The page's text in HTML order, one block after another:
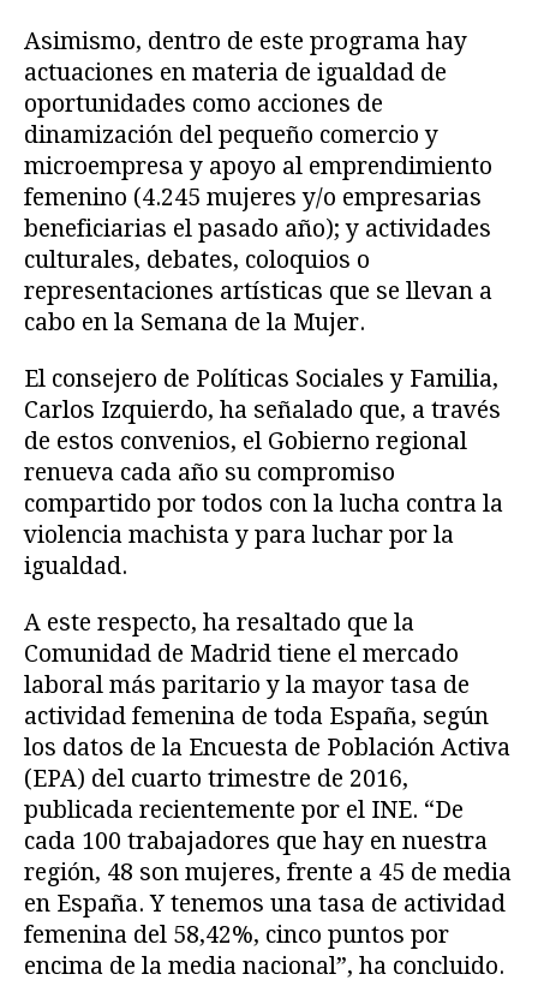
Asimismo, dentro de este programa hay
actuaciones en materia de igualdad de
oportunidades como acciones de
dinamización del pequeño comercio y
microempresa y apoyo al emprendimiento
femenino (4.245 mujeres y/o empresarias
beneficiarias el pasado año); y actividades
culturales, debates, coloquios o
representaciones artísticas que se llevan a
cabo en la Semana de la Mujer.
El consejero de Políticas Sociales y Familia,
Carlos Izquierdo, ha señalado que, a través
de estos convenios, el Gobierno regional
renueva cada año su compromiso
compartido por todos con la lucha contra la
violencia machista y para luchar por la
igualdad.
A este respecto, ha resaltado que la
Comunidad de Madrid tiene el mercado
laboral más paritario y la mayor tasa de
actividad femenina de toda España, según
los datos de la Encuesta de Población Activa
(EPA) del cuarto trimestre de 2016,
publicada recientemente por el INE. “De
cada 100 trabajadores que hay en nuestra
región, 48 son mujeres, frente a 45 de media
en España. Y tenemos una tasa de actividad
femenina del 58,42%, cinco puntos por
encima de la media nacional”, ha concluido.